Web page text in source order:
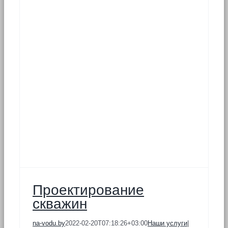
Проектирование
скважин
na-vodu.by2022-02-20T07:18:26+03:00Наши услуги